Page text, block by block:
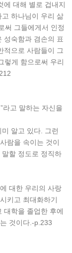
에 대해 별로 겁내지
하나님이 우리 삶
써 그들에게서 인정
성숙함과 겸손의 표
적으로 사람들이 그
렇게 함으로써 우리
라고 말하는 자신을
알고 있다. 그런
람을 속이는 것이
할 정도로 정직하
대한 우리의 사랑
키고 최대화하기
대학을 졸업한 후에
것이다.-p.233